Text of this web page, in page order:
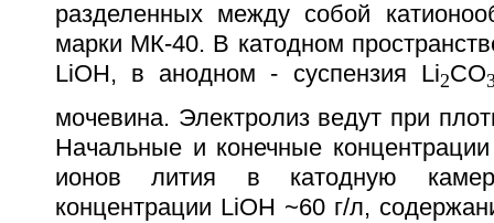
разделенных между собой
марки МК-40. В катодном
LiOH, в анодном - суспензия Li2CO
мочевина. Электролиз ведут при
Начальные и конечные
ионов лития в катодную
концентрации LiOH ~60 г/л,